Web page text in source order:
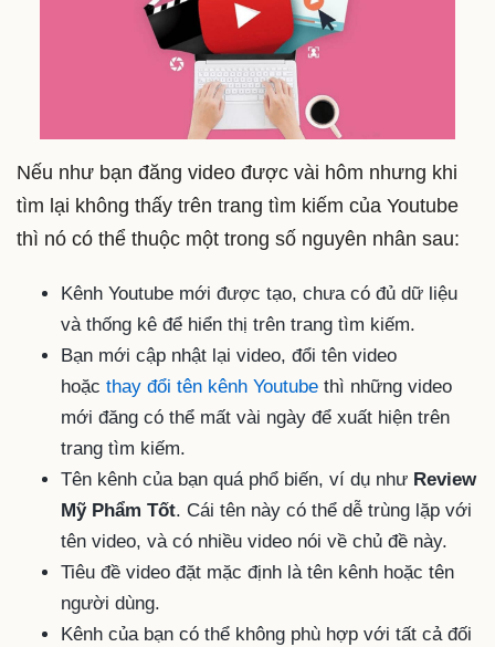
Nếu như bạn đăng video được vài hôm nhưng khi
tìm lại không thấy trên trang tìm kiếm của Youtube
thì nó có thể thuộc một trong số nguyên nhân sau:
Kênh Youtube mới được tạo, chưa có đủ dữ liệu
và thống kê để hiển thị trên trang tìm kiếm.
Bạn mới cập nhật lại video, đổi tên video
hoặc thay đổi tên kênh Youtube thì những video
mới đăng có thể mất vài ngày để xuất hiện trên
trang tìm kiếm.
Tên kênh của bạn quá phổ biến, ví dụ như Review
Mỹ Phẩm Tốt. Cái tên này có thể dễ trùng lặp với
tên video, và có nhiều video nói về chủ đề này.
Tiêu đề video đặt mặc định là tên kênh hoặc tên
người dùng.
Kênh của bạn có thể không phù hợp với tất cả đối